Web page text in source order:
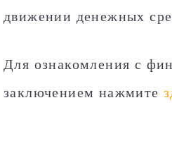
движении денежных
Для ознакомления с
заключением нажмите